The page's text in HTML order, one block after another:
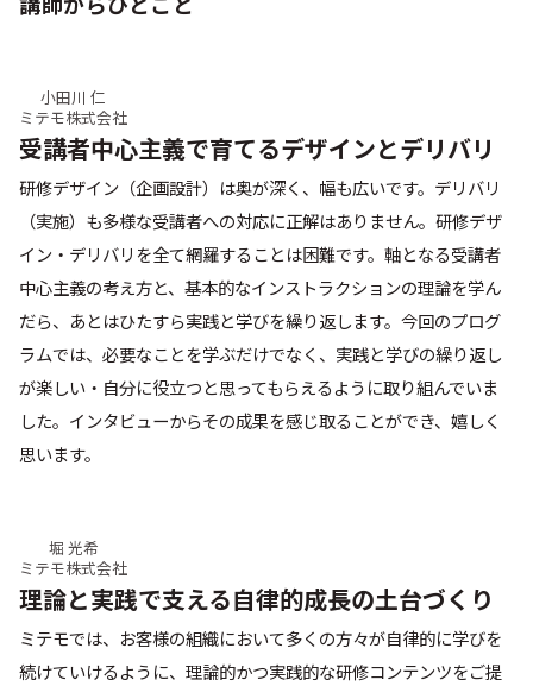
小田川 仁
ミテモ株式会社
受講者中心主義で育てるデザインとデリバリ
研修デザイン（企画設計）は奥が深く、幅も広いです。デリバリ
（実施）も多様な受講者への対応に正解はありません。研修デザ
イン・デリバリを全て網羅することは困難です。軸となる受講者
中心主義の考え方と、基本的なインストラクションの理論を学ん
だら、あとはひたすら実践と学びを繰り返します。今回のプログ
ラムでは、必要なことを学ぶだけでなく、実践と学びの繰り返し
が楽しい・自分に役立つと思ってもらえるように取り組んでいま
した。インタビューからその成果を感じ取ることができ、嬉しく
思います。
堀 光希
ミテモ株式会社
理論と実践で支える自律的成長の土台づくり
ミテモでは、お客様の組織において多くの方々が自律的に学びを
続けていけるように、理論的かつ実践的な研修コンテンツをご提